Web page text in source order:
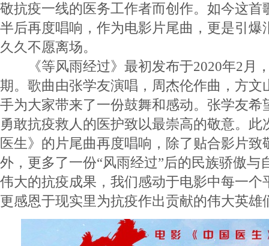
敬抗疫一线的医务工作者而创作。如今这首
半后再度唱响，作为电影片尾曲，更是引爆
久久不愿离场。
《等风雨经过》最初发布于2020年2月
期。歌曲由张学友演唱，周杰伦作曲，方文
手为大家带来了一份鼓舞和感动。张学友希
勇敢抗疫救人的医护致以最崇高的敬意。此
医生》的片尾曲再度唱响，除了贴合影片致
外，更多了一份“风雨经过”后的民族骄傲与
伟大的抗疫成果，我们感动于电影中每一个
更感恩于现实里为抗疫作出贡献的伟大英雄